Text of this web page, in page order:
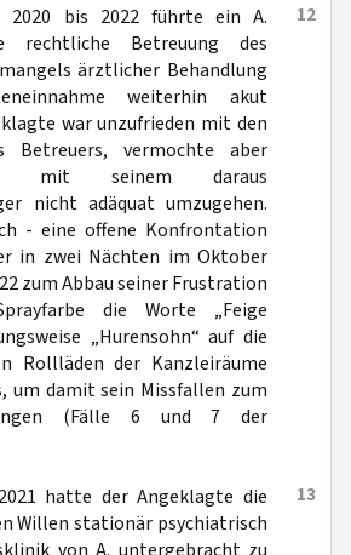
12
bis 2022 führte ein A.
rechtliche Betreuung des
ärztlicher Behandlung
weiterhin akut
war unzufrieden mit den
Betreuers, vermochte aber
mit seinem daraus
nicht adäquat umzugehen.
- eine offene Konfrontation
in zwei Nächten im Oktober
zum Abbau seiner Frustration
die Worte „Feige
„Hurensohn“ auf die
Rollläden der Kanzleiräume
um damit sein Missfallen zum
(Fälle 6 und 7 der
13
hatte der Angeklagte die
Willen stationär psychiatrisch